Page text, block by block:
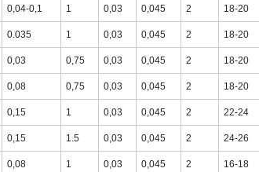
0,04-0,1 1 0,03 0,045 2 18-20
0.035 1 0,03 0,045 2 18-20
0,03 0,75 0,03 0,045 2 18-20
0,08 0,75 0,03 0,045 2 18-20
0,15 1 0,03 0,045 2 22-24
0,15 1.5 0,03 0,045 2 24-26
0,08 1 0,03 0,045 2 16-18